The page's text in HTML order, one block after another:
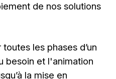
de nos solutions
les phases d’un
besoin et l'animation
la mise en